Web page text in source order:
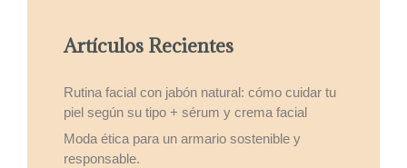
Artículos Recientes
Rutina facial con jabón natural: cómo cuidar tu
piel según su tipo + sérum y crema facial
Moda ética para un armario sostenible y
responsable.